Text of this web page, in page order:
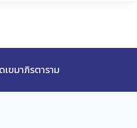
เขมาภิรตาราม